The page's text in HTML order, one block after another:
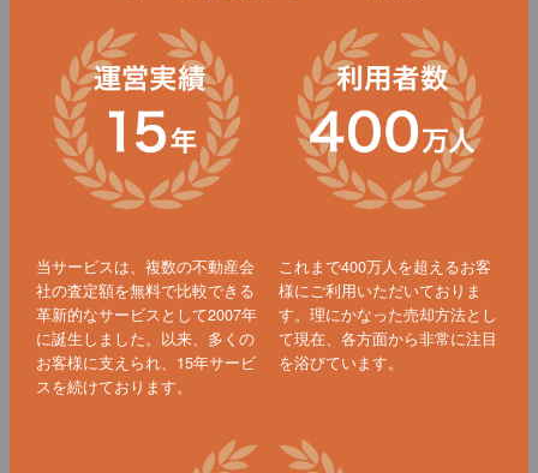
当サービスは、複数の不動産会
社の査定額を無料で比較できる
革新的なサービスとして2007年
に誕生しました。以来、多くの
お客様に支えられ、15年サービ
スを続けております。
これまで400万人を超えるお客
様にご利用いただいておりま
す。理にかなった売却方法とし
て現在、各方面から非常に注目
を浴びています。